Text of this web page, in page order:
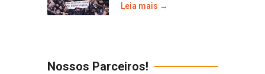
Leia mais →
Nossos Parceiros!